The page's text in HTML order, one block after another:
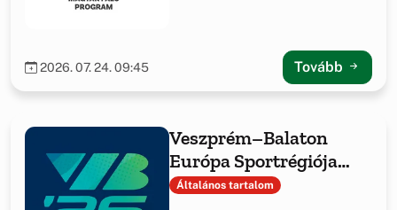
2026. 07. 24. 09:45 Tovább
Veszprém–Balaton
Európa Sportrégiója
2026 Hajmáskéren
Általános tartalom